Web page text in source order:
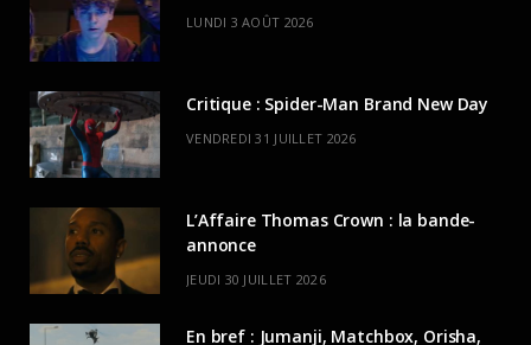
LUNDI 3 AOÛT 2026
Critique : Spider-Man Brand New Day
VENDREDI 31 JUILLET 2026
L’Affaire Thomas Crown : la bande-
annonce
JEUDI 30 JUILLET 2026
En bref : Jumanji, Matchbox, Orisha,